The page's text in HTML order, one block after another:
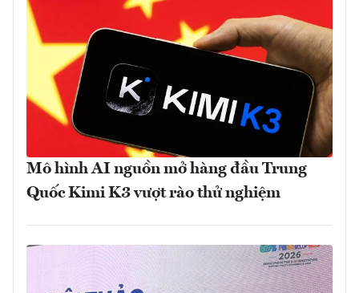
Mô hình AI nguồn mở hàng đầu Trung
Quốc Kimi K3 vượt rào thử nghiệm